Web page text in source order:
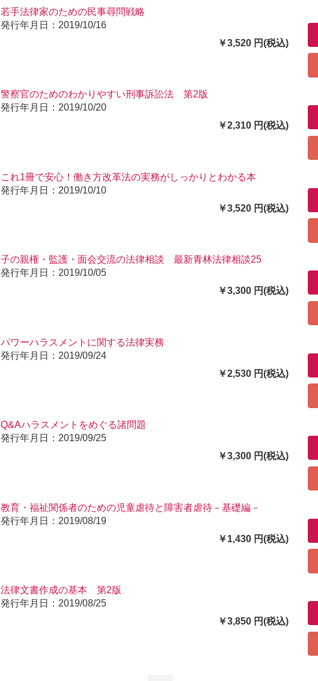
若手法律家のための民事尋問戦略
発行年月日：2019/10/16
￥3,520 円(税込)
警察官のためのわかりやすい刑事訴訟法 第2版
発行年月日：2019/10/20
￥2,310 円(税込)
これ1冊で安心！働き方改革法の実務がしっかりとわかる本
発行年月日：2019/10/10
￥3,520 円(税込)
子の親権・監護・面会交流の法律相談 最新青林法律相談25
発行年月日：2019/10/05
￥3,300 円(税込)
パワーハラスメントに関する法律実務
発行年月日：2019/09/24
￥2,530 円(税込)
Q&Aハラスメントをめぐる諸問題
発行年月日：2019/09/25
￥3,300 円(税込)
教育・福祉関係者のための児童虐待と障害者虐待－基礎編－
発行年月日：2019/08/19
￥1,430 円(税込)
法律文書作成の基本 第2版
発行年月日：2019/08/25
￥3,850 円(税込)